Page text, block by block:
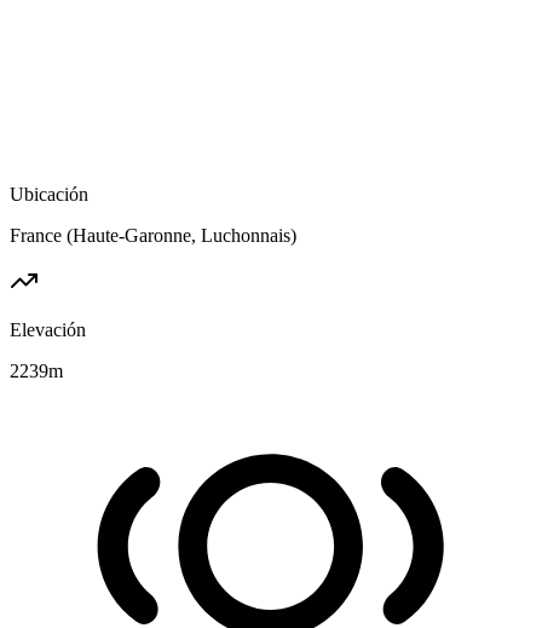
Ubicación
France (Haute-Garonne, Luchonnais)
Elevación
2239m